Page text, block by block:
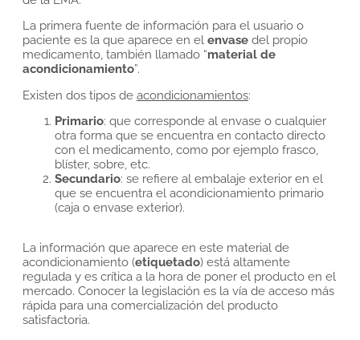
La primera fuente de información para el usuario o
paciente es la que aparece en el envasedel propio
medicamento, también llamado “material de
acondicionamiento”.
Existen dos tipos de acondicionamientos:
Primario: que corresponde al envase o cualquier
otra forma que se encuentra en contacto directo
con el medicamento, como por ejemplo frasco,
blíster, sobre, etc.
Secundario: se refiere al embalaje exterior en el
que se encuentra el acondicionamiento primario
(caja o envase exterior).
La información que aparece en este material de
acondicionamiento (etiquetado) está altamente
regulada y es crítica a la hora de poner el producto en el
mercado. Conocer la legislación es la vía de acceso más
rápida para una comercialización del producto
satisfactoria.